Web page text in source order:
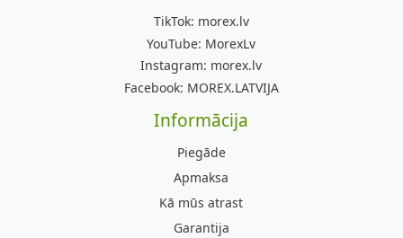
TikTok: morex.lv
YouTube: MorexLv
Instagram: morex.lv
Facebook: MOREX.LATVIJA
Informācija
Piegāde
Apmaksa
Kā mūs atrast
Garantija